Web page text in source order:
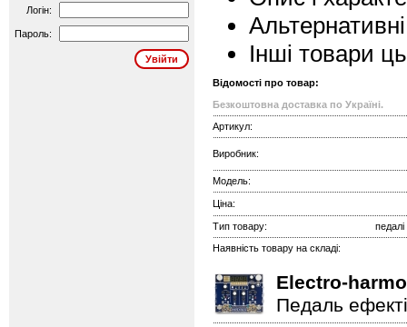
Логін:
Пароль:
Інші товари
Відомості про товар:
Безкоштовна доставка по Україні.
Артикул:
Виробник:
Модель:
Ціна:
Тип товару:
педалі
Наявність товару на складі:
Electro-
Педаль